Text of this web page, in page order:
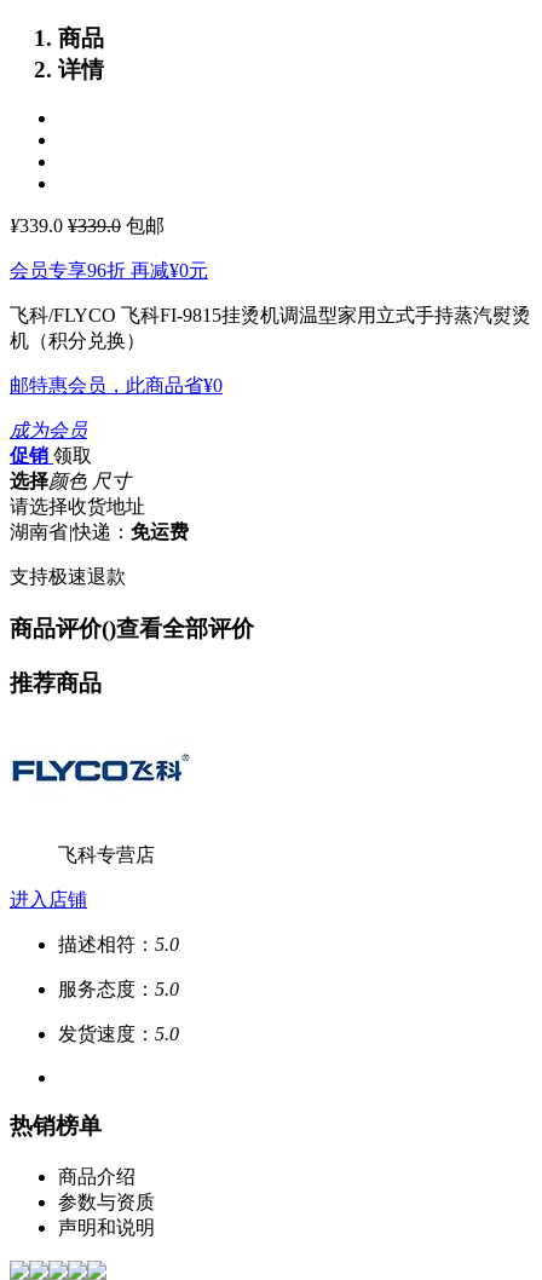
商品
详情
¥339.0 ¥339.0 包邮
会员专享96折 再减¥0元
飞科/FLYCO 飞科FI-9815挂烫机调温型家用立式手持蒸汽熨烫
机（积分兑换）
邮特惠会员，此商品省¥0
成为会员
促销 领取
选择颜色 尺寸
请选择收货地址
湖南省|快递： 免运费
支持极速退款
商品评价()查看全部评价
推荐商品
飞科专营店
进入店铺
描述相符： 5.0
服务态度： 5.0
发货速度： 5.0
热销榜单
商品介绍
参数与资质
声明和说明